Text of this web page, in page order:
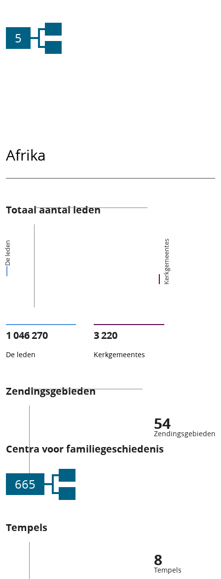
5
Afrika
Totaal aantal leden
De leden Kerkgemeentes
1 046 270
De leden
3 220
Kerkgemeentes
Zendingsgebieden
54
Zendingsgebieden
Centra voor familiegeschiedenis
665
Tempels
8
Tempels